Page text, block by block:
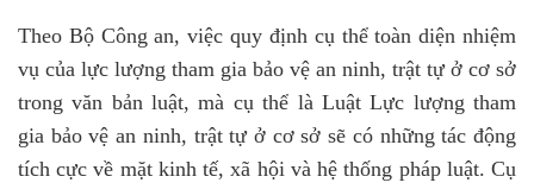
Theo Bộ Công an, việc quy định cụ thể toàn diện nhiệm
vụ của lực lượng tham gia bảo vệ an ninh, trật tự ở cơ sở
trong văn bản luật, mà cụ thể là Luật Lực lượng tham
gia bảo vệ an ninh, trật tự ở cơ sở sẽ có những tác động
tích cực về mặt kinh tế, xã hội và hệ thống pháp luật. Cụ